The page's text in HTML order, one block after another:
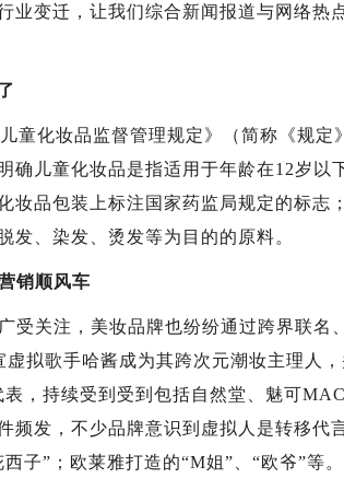
变迁，让我们综合新闻报道与网络热
化妆品监督管理规定》（简称《规定
确儿童化妆品是指适用于年龄在12岁
妆品包装上标注国家药监局规定的标志
发、染发、烫发等为目的的原料。
销顺风车
关注，美妆品牌也纷纷通过跨界联名
虚拟歌手哈酱成为其跨次元潮妆主理人
，持续受到受到包括自然堂、魅可
频发，不少品牌意识到虚拟人是转移
子”；欧莱雅打造的“M姐”、“欧爷”等。